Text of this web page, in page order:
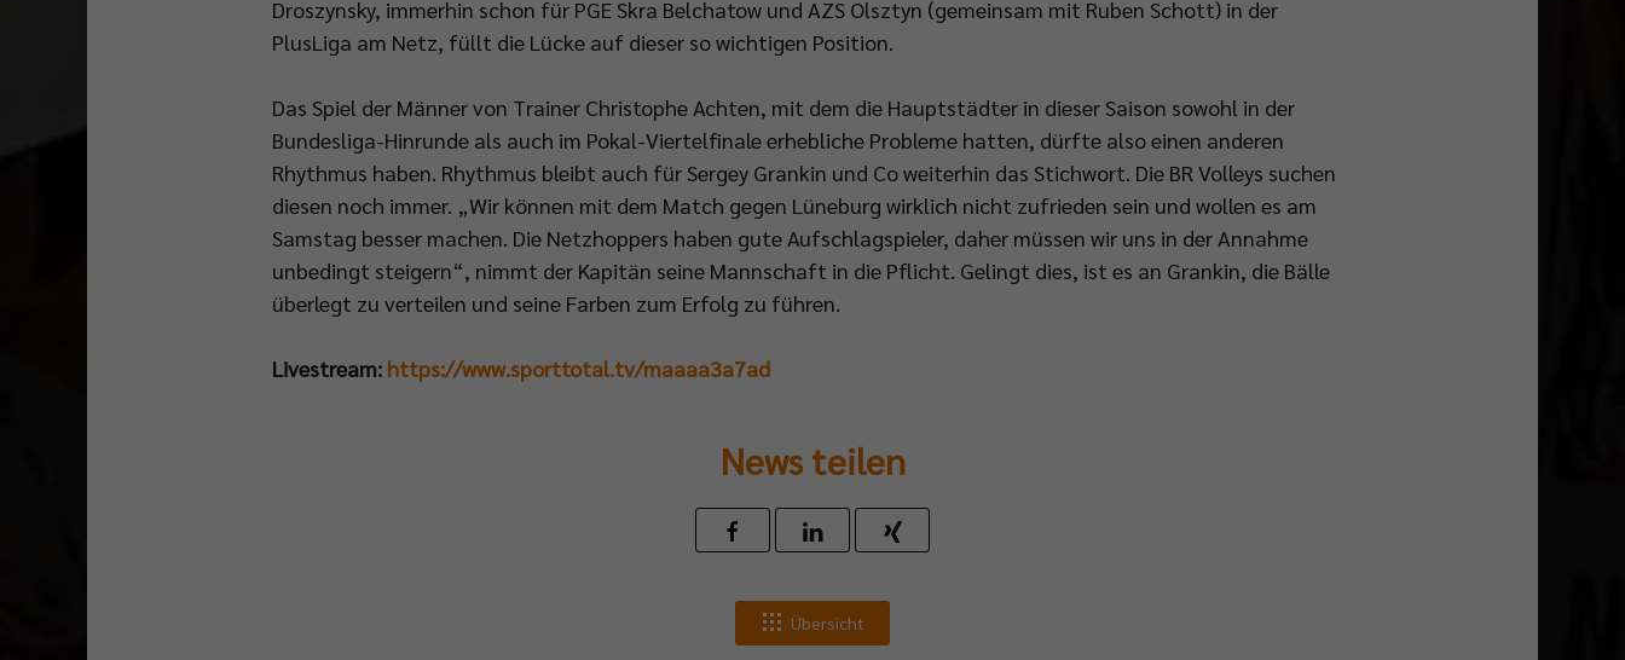
Droszynsky, immerhin schon für PGE Skra Belchatow und AZS Olsztyn (gemeinsam mit Ruben Schott) in der
PlusLiga am Netz, füllt die Lücke auf dieser so wichtigen Position.
Das Spiel der Männer von Trainer Christophe Achten, mit dem die Hauptstädter in dieser Saison sowohl in der
Bundesliga-Hinrunde als auch im Pokal-Viertelfinale erhebliche Probleme hatten, dürfte also einen anderen
Rhythmus haben. Rhythmus bleibt auch für Sergey Grankin und Co weiterhin das Stichwort. Die BR Volleys suchen
diesen noch immer. „Wir können mit dem Match gegen Lüneburg wirklich nicht zufrieden sein und wollen es am
Samstag besser machen. Die Netzhoppers haben gute Aufschlagspieler, daher müssen wir uns in der Annahme
unbedingt steigern“, nimmt der Kapitän seine Mannschaft in die Pflicht. Gelingt dies, ist es an Grankin, die Bälle
überlegt zu verteilen und seine Farben zum Erfolg zu führen.
Livestream: https://www.sporttotal.tv/maaaa3a7ad
News teilen
Übersicht